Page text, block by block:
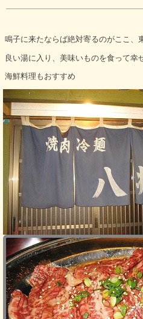
鳴子に来たならば絶対寄るのがここ、
良い湯に入り、美味いものを食って幸
海鮮料理もおすすめ